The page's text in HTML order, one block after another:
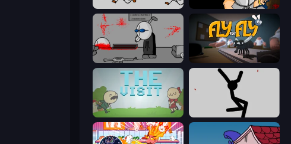
Escaping the Prison Lucky Tower
Madness Deathwish Fly for Fly
The Visit